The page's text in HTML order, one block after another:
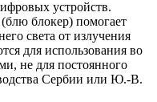
устройств.
блокер) помогает
света от излучения
для использования во
не для постоянного
Сербии или Ю.-В.